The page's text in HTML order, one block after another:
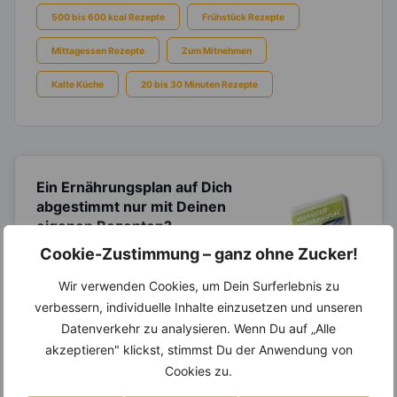
Cookie-Zustimmung – ganz ohne Zucker!
Wir verwenden Cookies, um Dein Surferlebnis zu
verbessern, individuelle Inhalte einzusetzen und unseren
Datenverkehr zu analysieren. Wenn Du auf „Alle
akzeptieren" klickst, stimmst Du der Anwendung von
Cookies zu.
500 bis 600 kcal Rezepte Frühstück Rezepte
Mittagessen Rezepte Zum Mitnehmen
Kalte Küche 20 bis 30 Minuten Rezepte
Ein Ernährungsplan auf Dich
abgestimmt nur mit Deinen
eigenen Rezepten?
Erstelle Dir Deinen eigenen, individuellen
Lieblingsrezepten auf Basis des gesamten
14.000 Rezepte, autom.